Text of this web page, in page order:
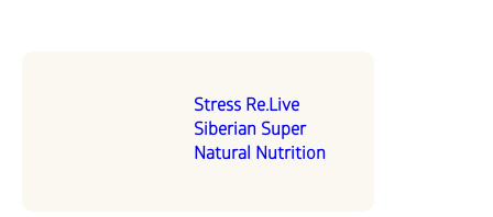
Stress Re.Live
Siberian Super
Natural Nutrition